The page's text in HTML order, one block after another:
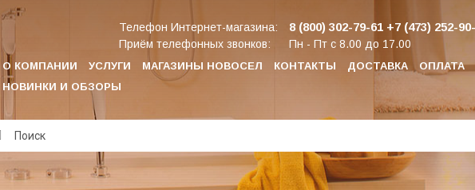
О КОМПАНИИ УСЛУГИ МАГАЗИНЫ НОВОСЕЛ КОНТАКТЫ ДОСТАВКА ОПЛАТА
НОВИНКИ И ОБЗОРЫ
Телефон Интернет-магазина: 8 (800) 302-79-61 +7 (473) 252-
Приём телефонных звонков: Пн - Пт с 8.00 до 17.00
Подождите...